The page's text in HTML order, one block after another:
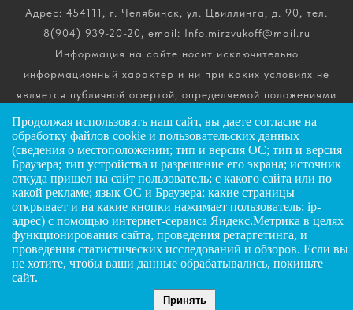
КАТАЛОГ
ЗАДАТЬ ВОПРОС
Продолжая использовать наш сайт, вы даете согласие на
обработку файлов cookie и пользовательских данных
(сведения о местоположении; тип и версия ОС; тип и версия
Браузера; тип устройства и разрешение его экрана; источник
откуда пришел на сайт пользователь; с какого сайта или по
какой рекламе; язык ОС и Браузера; какие страницы
открывает и на какие кнопки нажимает пользователь; ip-
адрес) с помощью интернет-сервиса Яндекс.Метрика в целях
функционирования сайта, проведения ретаргетинга, и
проведения статистических исследований и обзоров. Если вы
не хотите, чтобы ваши данные обрабатывались, покиньте
сайт.
Принять
Адрес: 454111, г. Челябинск, ул. Цвиллинга, д. 90, тел.
8(904) 939-20-20, email: Info.mirzvukoff@mail.ru
Информация на сайте носит исключительно
информационный характер и ни при каких условиях не
является публичной офертой, определяемой положениями
ч. 2 ст. 437 Гражданского кодекса РФ. Получить
подробную информацию о стоимости, комплектации и
сроках выполнения услуг вы можете по телефону горячей
линии.
ИП Андриянов Анатолий Николаевич
ИНН: 025607445034
ОГРНИП: 323028000072885
© 2026